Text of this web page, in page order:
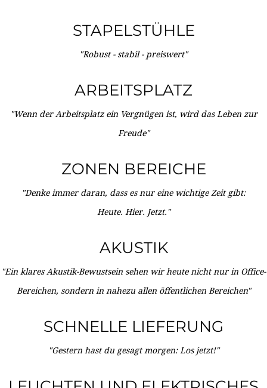
STAPELSTÜHLE
"Robust - stabil - preiswert"
ARBEITSPLATZ
"Wenn der Arbeitsplatz ein Vergnügen ist, wird das Leben zur
Freude"
ZONEN BEREICHE
"Denke immer daran, dass es nur eine wichtige Zeit gibt:
Heute. Hier. Jetzt."
AKUSTIK
"Ein klares Akustik-Bewustsein sehen wir heute nicht nur in Office-
Bereichen, sondern in nahezu allen öffentlichen Bereichen"
SCHNELLE LIEFERUNG
"Gestern hast du gesagt morgen: Los jetzt!"